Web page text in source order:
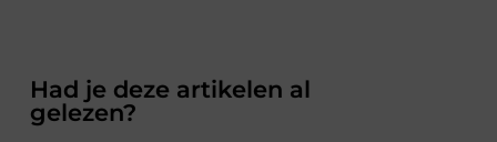
Had je deze artikelen al
gelezen?